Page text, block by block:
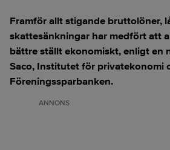
Framför allt stigande bruttolöner,
skattesänkningar har medfört att
bättre ställt ekonomiskt, enligt en
Saco, Institutet för privatekonomi
Föreningssparbanken.
ANNONS